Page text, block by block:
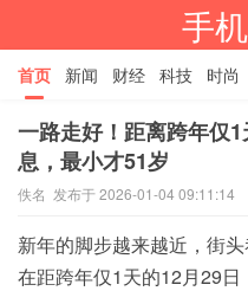
手
首页 新闻 财经 科技 时尚
餐饮 娱乐 体育 家居
一路走好！距离跨年仅
息，最小才51岁
佚名 发布于 2026-01-04 09:11:14
新年的脚步越来越近，街
在距跨年仅1天的12月29